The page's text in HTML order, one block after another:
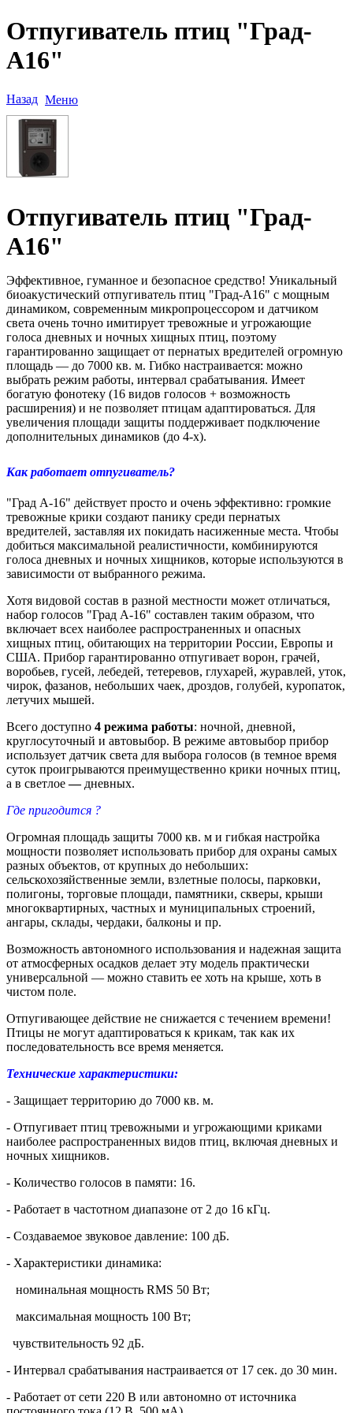
Отпугиватель птиц "Град-
А16"
Назад Меню
Отпугиватель птиц "Град-
А16"
Эффективное, гуманное и безопасное средство! Уникальный
биоакустический отпугиватель птиц "Град-А16" с мощным
динамиком, современным микропроцессором и датчиком
света очень точно имитирует тревожные и угрожающие
голоса дневных и ночных хищных птиц, поэтому
гарантированно защищает от пернатых вредителей огромную
площадь — до 7000 кв. м. Гибко настраивается: можно
выбрать режим работы, интервал срабатывания. Имеет
богатую фонотеку (16 видов голосов + возможность
расширения) и не позволяет птицам адаптироваться. Для
увеличения площади защиты поддерживает подключение
дополнительных динамиков (до 4-х).
Как работает отпугиватель?
"Град А-16" действует просто и очень эффективно: громкие
тревожные крики создают панику среди пернатых
вредителей, заставляя их покидать насиженные места. Чтобы
добиться максимальной реалистичности, комбинируются
голоса дневных и ночных хищников, которые используются в
зависимости от выбранного режима.
Хотя видовой состав в разной местности может отличаться,
набор голосов "Град А-16" составлен таким образом, что
включает всех наиболее распространенных и опасных
хищных птиц, обитающих на территории России, Европы и
США. Прибор гарантированно отпугивает ворон, грачей,
воробьев, гусей, лебедей, тетеревов, глухарей, журавлей, уток,
чирок, фазанов, небольших чаек, дроздов, голубей, куропаток,
летучих мышей.
Всего доступно 4 режима работы: ночной, дневной,
круглосуточный и автовыбор. В режиме автовыбор прибор
использует датчик света для выбора голосов (в темное время
суток проигрываются преимущественно крики ночных птиц,
а в светлое—дневных.
Где пригодится ?
Огромная площадь защиты 7000 кв. м и гибкая настройка
мощности позволяет использовать прибор для охраны самых
разных объектов, от крупных до небольших:
сельскохозяйственные земли, взлетные полосы, парковки,
полигоны, торговые площади, памятники, скверы, крыши
многоквартирных, частных и муниципальных строений,
ангары, склады, чердаки, балконы и пр.
Возможность автономного использования и надежная защита
от атмосферных осадков делает эту модель практически
универсальной — можно ставить ее хоть на крыше, хоть в
чистом поле.
Отпугивающее действие не снижается с течением времени!
Птицы не могут адаптироваться к крикам, так как их
последовательность все время меняется.
Технические характеристики:
- Защищает территорию до 7000 кв. м.
- Отпугивает птиц тревожными и угрожающими криками
наиболее распространенных видов птиц, включая дневных и
ночных хищников.
- Количество голосов в памяти: 16.
- Работает в частотном диапазоне от 2 до 16 кГц.
- Создаваемое звуковое давление: 100 дБ.
- Характеристики динамика:
номинальная мощность RMS 50 Вт;
максимальная мощность 100 Вт;
чувствительность 92 дБ.
- Интервал срабатывания настраивается от 17 сек. до 30 мин.
- Работает от сети 220 В или автономно от источника